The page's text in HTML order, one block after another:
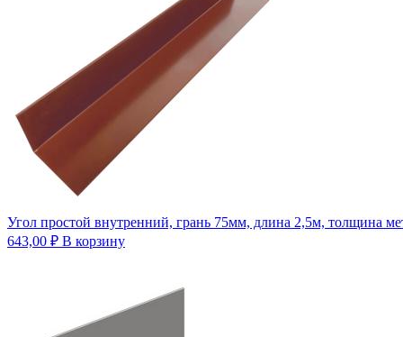
Угол простой внутренний, грань 75мм, длина 2,5м, толщина
643,00 ₽ В корзину